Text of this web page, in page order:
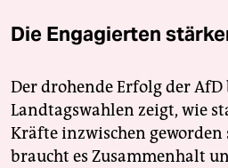
Die Engagierten
Der drohende Erfolg der
Landtagswahlen zeigt, wie
Kräfte inzwischen geworden
braucht es Zusammenhalt